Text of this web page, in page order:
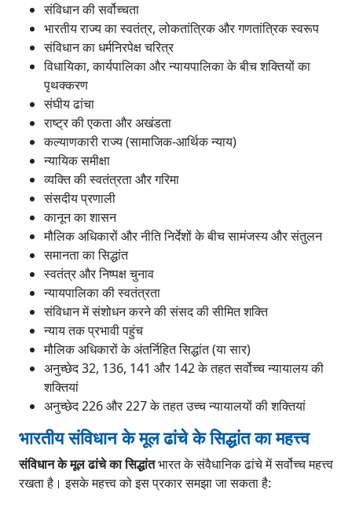
संविधान की सर्वोच्चता
भारतीय राज्य का स्वतंत्र, लोकतांत्रिक और गणतांत्रिक स्वरूप
संविधान का धर्मनिरपेक्ष चरित्र
विधायिका, कार्यपालिका और न्यायपालिका के बीच शक्तियों का
पृथक्करण
संघीय ढांचा
राष्ट्र की एकता और अखंडता
कल्याणकारी राज्य (सामाजिक-आर्थिक न्याय)
न्यायिक समीक्षा
व्यक्ति की स्वतंत्रता और गरिमा
संसदीय प्रणाली
कानून का शासन
मौलिक अधिकारों और नीति निर्देशों के बीच सामंजस्य और संतुलन
समानता का सिद्धांत
स्वतंत्र और निष्पक्ष चुनाव
न्यायपालिका की स्वतंत्रता
संविधान में संशोधन करने की संसद की सीमित शक्ति
न्याय तक प्रभावी पहुंच
मौलिक अधिकारों के अंतर्निहित सिद्धांत (या सार)
अनुच्छेद 32, 136, 141 और 142 के तहत सर्वोच्च न्यायालय की
शक्तियां
अनुच्छेद 226 और 227 के तहत उच्च न्यायालयों की शक्तियां
भारतीय संविधान के मूल ढांचे के सिद्धांत का महत्त्व
संविधान के मूल ढांचे का सिद्धांतभारत के संवैधानिक ढांचे में सर्वोच्च महत्त्व
रखता है। इसके महत्त्व को इस प्रकार समझा जा सकता है: